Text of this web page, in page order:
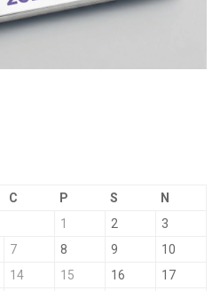
C P S N
1 2
3
7 8 9
10
14 15 16
17